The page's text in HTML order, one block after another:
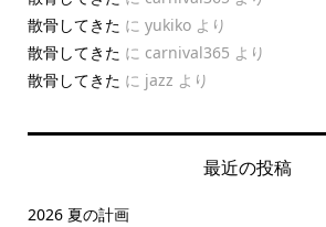
散骨してきた に yukikoより
散骨してきた に carnival365 より
散骨してきた に jazz より
最近の投稿
2026 夏の計画